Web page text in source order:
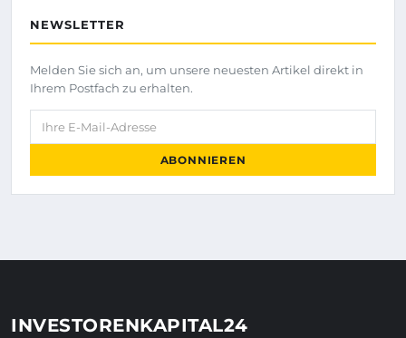
NEWSLETTER
Melden Sie sich an, um unsere neuesten Artikel direkt in
Ihrem Postfach zu erhalten.
Ihre E-Mail-Adresse
ABONNIEREN
INVESTORENKAPITAL24